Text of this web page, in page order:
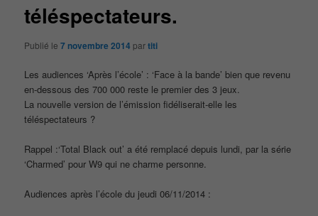
téléspectateurs.
Publié le7 novembre 2014 partiti
Les audiences ‘Après l’école’ : ‘Face à la bande’ bien que revenu
en-dessous des 700 000 reste le premier des 3 jeux.
La nouvelle version de l’émission fidéliserait-elle les
téléspectateurs ?
Rappel :‘Total Black out’ a été remplacé depuis lundi, par la série
‘Charmed’ pour W9 qui ne charme personne.
Audiences après l’école du jeudi 06/11/2014 :